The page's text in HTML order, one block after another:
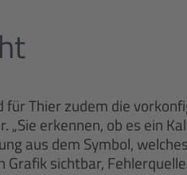
Thier zudem die
„Sie erkennen, ob es ein
aus dem Symbol,
sichtbar,